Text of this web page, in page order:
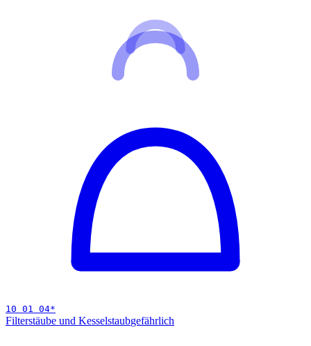
10 01 04*
Filterstäube und Kesselstaubgefährlich